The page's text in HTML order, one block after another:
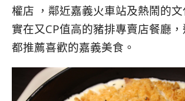
權店 ，鄰近嘉義火車站及熱鬧的
實在又CP值高的豬排專賣店餐廳
都推薦喜歡的嘉義美食。